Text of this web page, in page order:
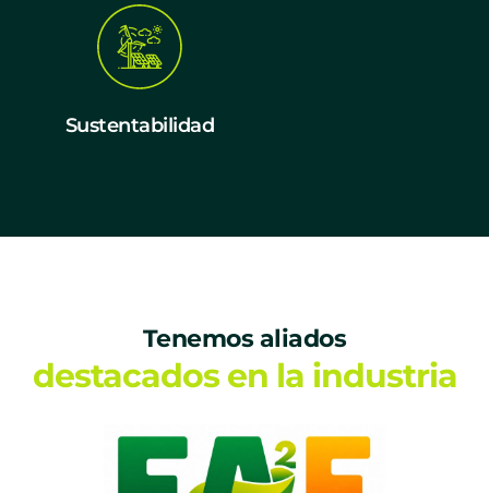
Sustentabilidad
Tenemos aliados
destacados en la industria